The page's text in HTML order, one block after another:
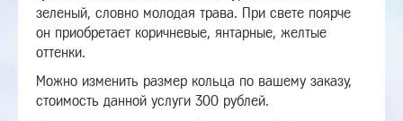
зеленый, словно молодая трава. При свете поярче
он приобретает коричневые, янтарные, желтые
оттенки.
Можно изменить размер кольца по вашему заказу,
стоимость данной услуги 300 рублей.